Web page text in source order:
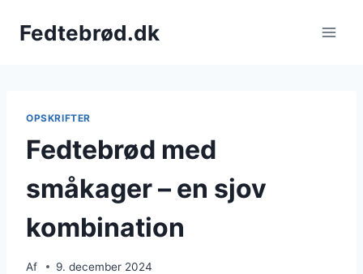
Fedtebrød.dk
OPSKRIFTER
Fedtebrød med
småkager – en sjov
kombination
Af 9. december 2024